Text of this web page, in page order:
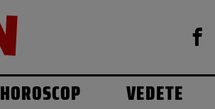
HOROSCOP VEDETE